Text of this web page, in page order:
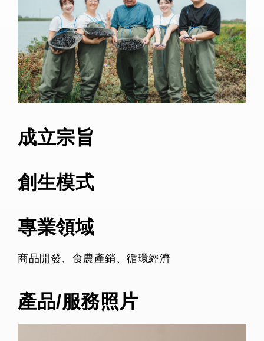
成立宗旨
創生模式
專業領域
商品開發、食農產銷、循環經濟
產品/服務照片